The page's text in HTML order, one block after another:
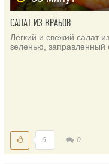
САЛАТ ИЗ КРАБОВ
Легкий и свежий салат
зеленью,
6 0